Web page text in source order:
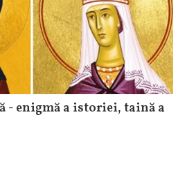
- enigmă a istoriei, taină a